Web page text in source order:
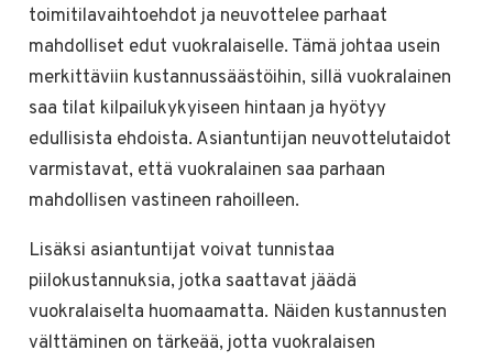
toimitilavaihtoehdot ja neuvottelee parhaat
mahdolliset edut vuokralaiselle. Tämä johtaa usein
merkittäviin kustannussäästöihin, sillä vuokralainen
saa tilat kilpailukykyiseen hintaan ja hyötyy
edullisista ehdoista. Asiantuntijan neuvottelutaidot
varmistavat, että vuokralainen saa parhaan
mahdollisen vastineen rahoilleen.
Lisäksi asiantuntijat voivat tunnistaa
piilokustannuksia, jotka saattavat jäädä
vuokralaiselta huomaamatta. Näiden kustannusten
välttäminen on tärkeää, jotta vuokralaisen